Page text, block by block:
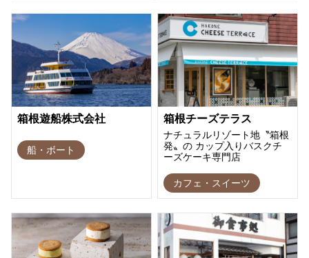
箱根遊船株式会社
船・ボート
箱根チーズテラス
ナチュラルリゾート地〝箱根
発〟の カップ入りバスクチ
ーズケーキ専門店
カフェ・スイーツ